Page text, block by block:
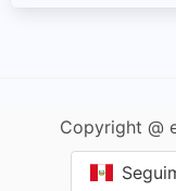
San Martín
Copyright @